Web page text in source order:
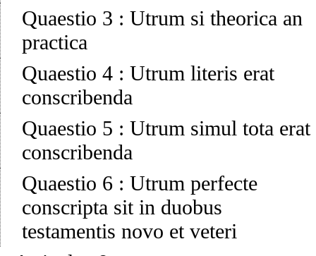
Quaestio 3 : Utrum si theorica an
practica
Quaestio 4 : Utrum literis erat
conscribenda
Quaestio 5 : Utrum simul tota erat
conscribenda
Quaestio 6 : Utrum perfecte
conscripta sit in duobus
testamentis novo et veteri